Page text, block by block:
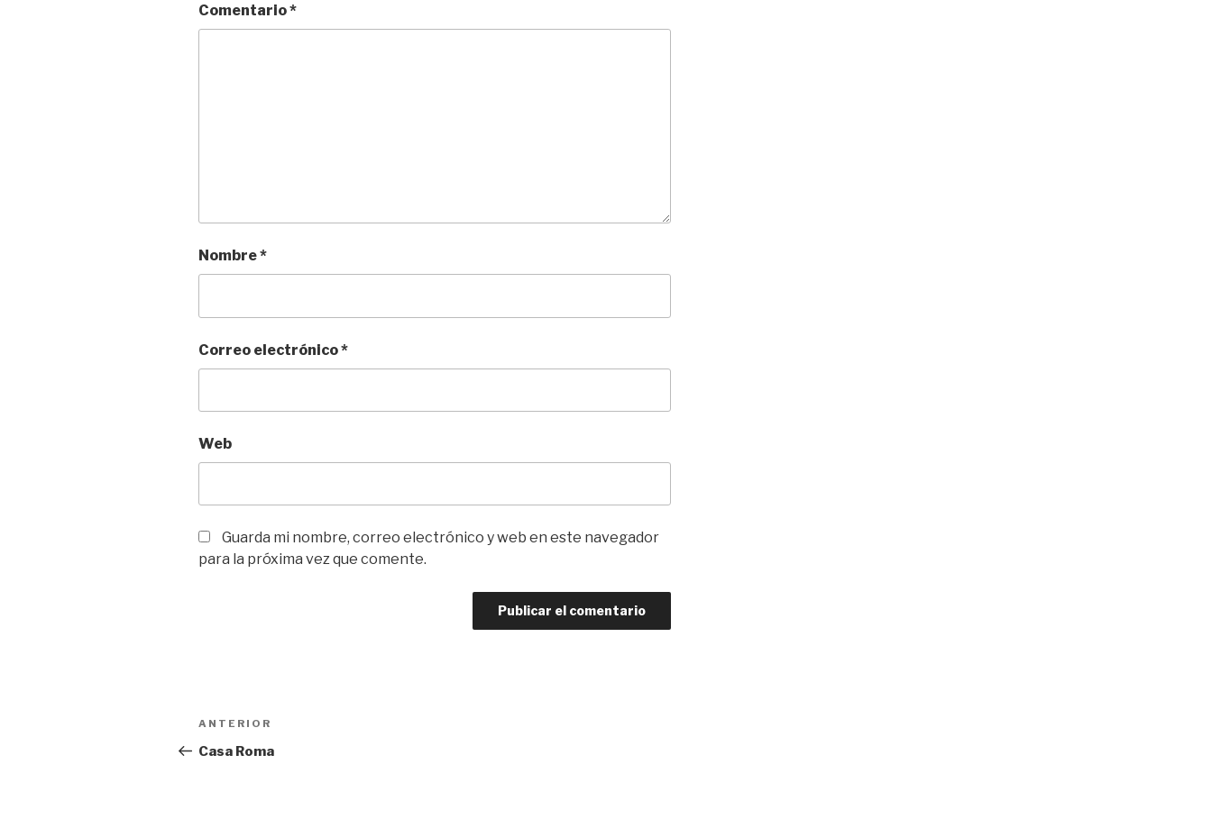
Comentario*
Nombre*
Correo electrónico*
Web
Guarda mi nombre, correo electrónico y web en este navegador
para la próxima vez que comente.
Navegación
de
Entrada
anterior:
ANTERIOR
Casa Roma